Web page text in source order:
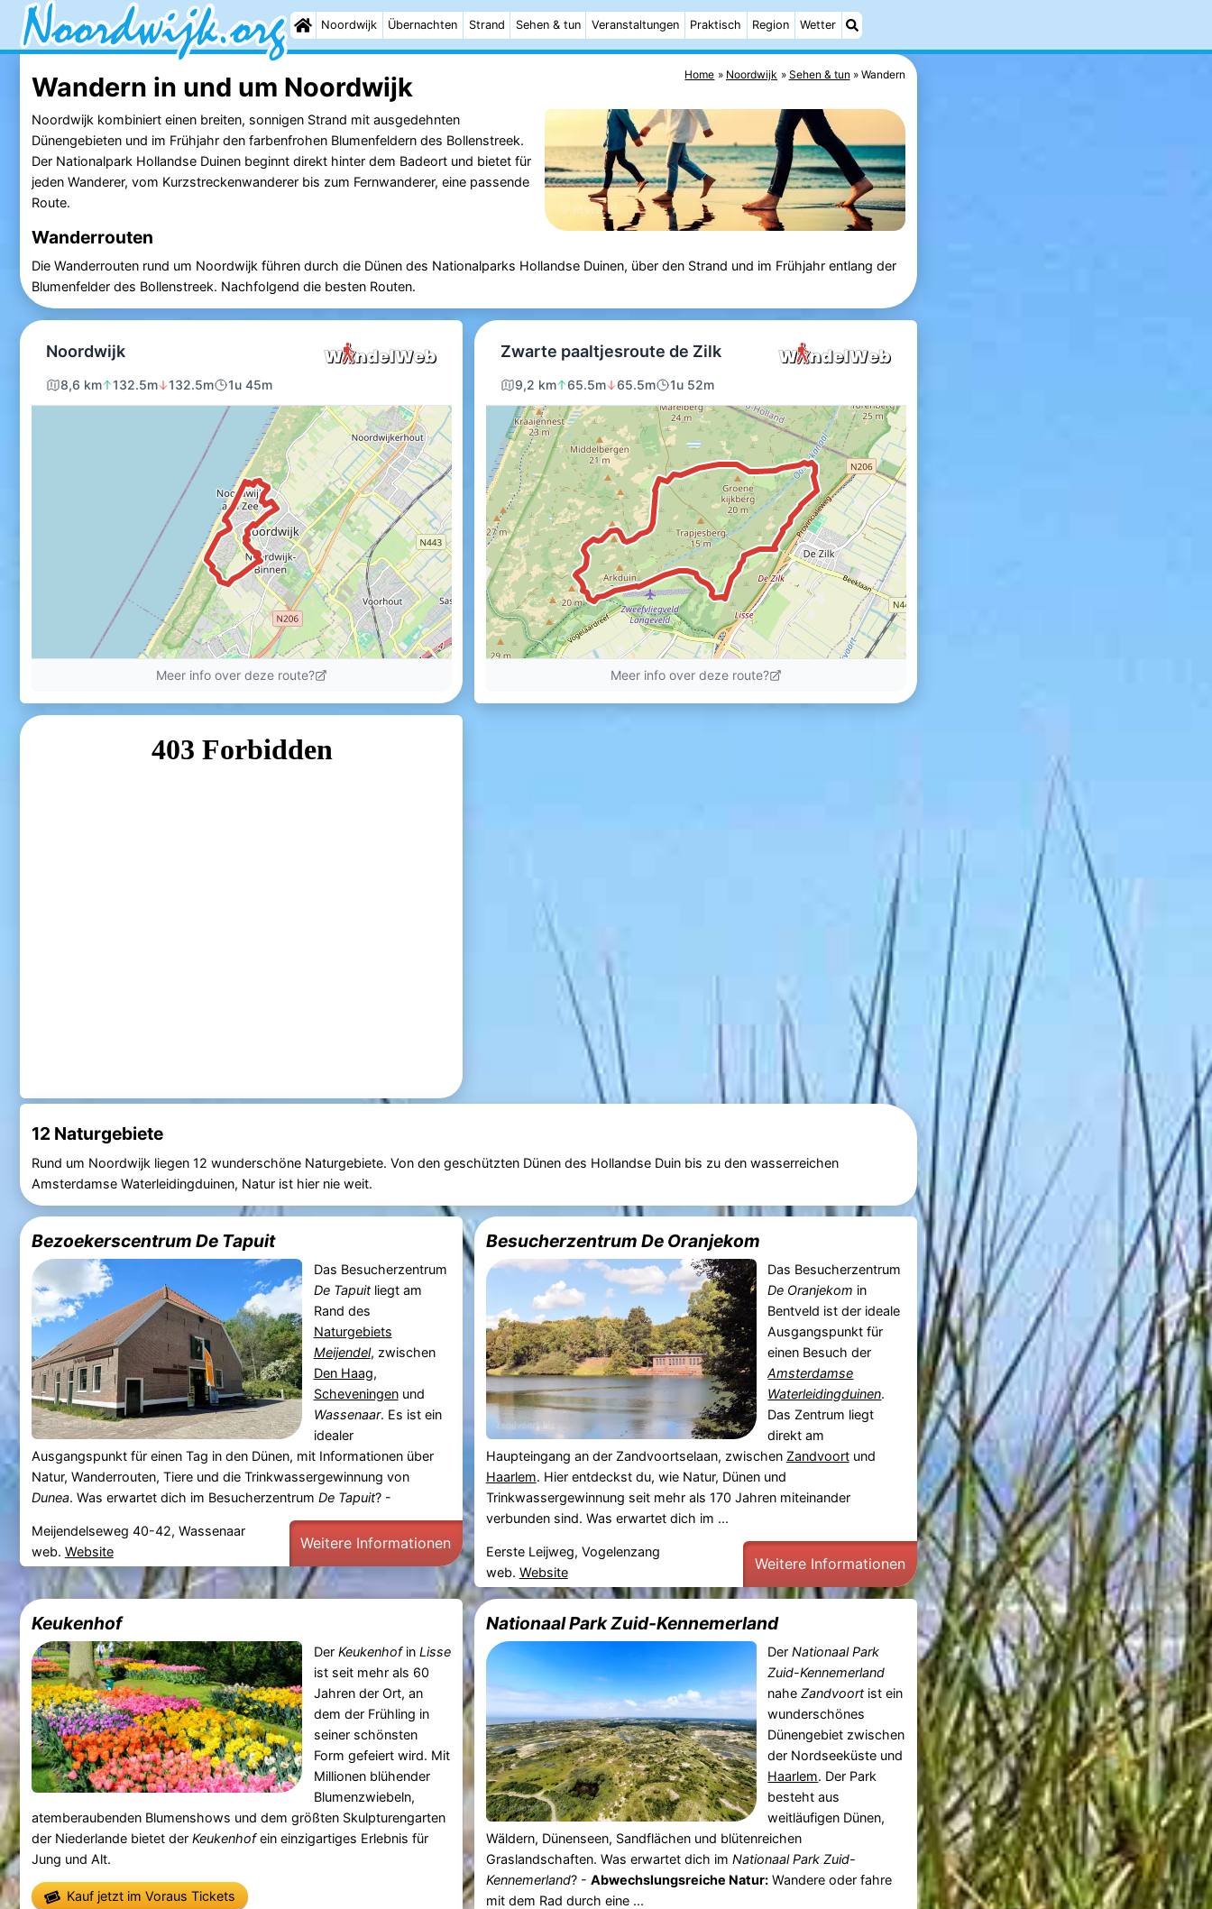
Noordwijk Übernachten Strand Sehen & tun Veranstaltungen Praktisch Region Wetter
Home Noordwijk Sehen & tun Wandern
Wandern in und um Noordwijk
Noordwijk kombiniert einen breiten, sonnigen Strand mit ausgedehnten
Dünengebieten und im Frühjahr den farbenfrohen Blumenfeldern des Bollenstreek.
Der Nationalpark Hollandse Duinen beginnt direkt hinter dem Badeort und bietet für
jeden Wanderer, vom Kurzstreckenwanderer bis zum Fernwanderer, eine passende
Route.
Wanderrouten
Die Wanderrouten rund um Noordwijk führen durch die Dünen des Nationalparks Hollandse Duinen, über den Strand und im Frühjahr entlang der
Blumenfelder des Bollenstreek. Nachfolgend die besten Routen.
12 Naturgebiete
Rund um Noordwijk liegen 12 wunderschöne Naturgebiete. Von den geschützten Dünen des Hollandse Duin bis zu den wasserreichen
Amsterdamse Waterleidingduinen, Natur ist hier nie weit.
Bezoekerscentrum De Tapuit
Das Besucherzentrum
De Tapuitliegt am
Rand des
Naturgebiets
Meijendel, zwischen
Den Haag,
Scheveningenund
Wassenaar. Es ist ein
idealer
Ausgangspunkt für einen Tag in den Dünen, mit Informationen über
Natur, Wanderrouten, Tiere und die Trinkwassergewinnung von
Dunea. Was erwartet dich im Besucherzentrum De Tapuit? -
Meijendelseweg 40-42, Wassenaar
web. Website Weitere Informationen
Besucherzentrum De Oranjekom
Das Besucherzentrum
De Oranjekom in
Bentveld ist der ideale
Ausgangspunkt für
einen Besuch der
Amsterdamse
Waterleidingduinen.
Das Zentrum liegt
direkt am
Haupteingang an der Zandvoortselaan, zwischen Zandvoortund
Haarlem. Hier entdeckst du, wie Natur, Dünen und
Trinkwassergewinnung seit mehr als 170 Jahren miteinander
verbunden sind. Was erwartet dich im ...
Eerste Leijweg, Vogelenzang
web. Website Weitere Informationen
Keukenhof
Der Keukenhofin Lisse
ist seit mehr als 60
Jahren der Ort, an
dem der Frühling in
seiner schönsten
Form gefeiert wird. Mit
Millionen blühender
Blumenzwiebeln,
atemberaubenden Blumenshows und dem größten Skulpturengarten
der Niederlande bietet der Keukenhofein einzigartiges Erlebnis für
Jung und Alt.
Kauf jetzt im Voraus Tickets
Nationaal Park Zuid-Kennemerland
DerNationaal Park
Zuid-Kennemerland
naheZandvoort ist ein
wunderschönes
Dünengebiet zwischen
der Nordseeküste und
Haarlem. Der Park
besteht aus
weitläufigen Dünen,
Wäldern, Dünenseen, Sandflächen und blütenreichen
Graslandschaften. Was erwartet dich im Nationaal Park Zuid-
Kennemerland? - Abwechslungsreiche Natur:Wandere oder fahre
mit dem Rad durch eine ...